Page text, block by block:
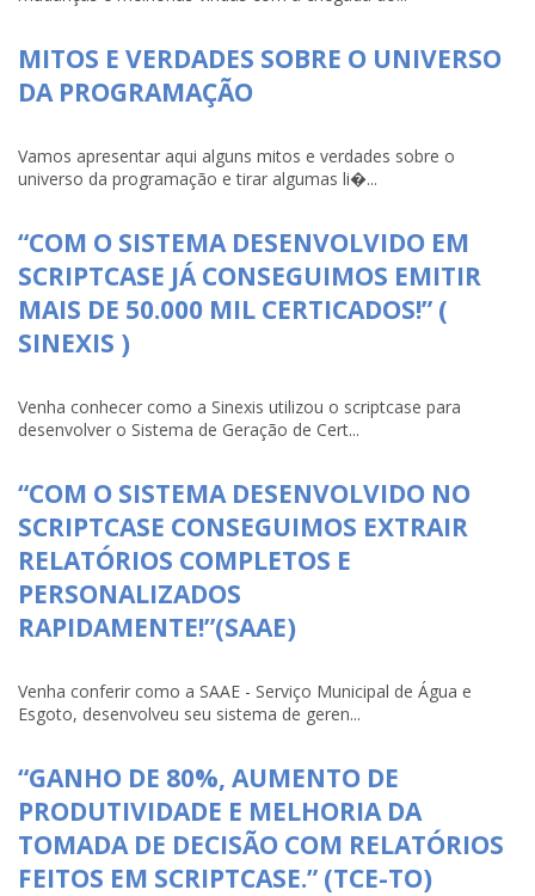
MITOS E VERDADES SOBRE O UNIVERSO
DA PROGRAMAÇÃO
Vamos apresentar aqui alguns mitos e verdades sobre o
universo da programação e tirar algumas li�...
“COM O SISTEMA DESENVOLVIDO EM
SCRIPTCASE JÁ CONSEGUIMOS EMITIR
MAIS DE 50.000 MIL CERTICADOS!” (
SINEXIS )
Venha conhecer como a Sinexis utilizou o scriptcase para
desenvolver o Sistema de Geração de Cert...
“COM O SISTEMA DESENVOLVIDO NO
SCRIPTCASE CONSEGUIMOS EXTRAIR
RELATÓRIOS COMPLETOS E
PERSONALIZADOS
RAPIDAMENTE!”(SAAE)
Venha conferir como a SAAE - Serviço Municipal de Água e
Esgoto, desenvolveu seu sistema de geren...
“GANHO DE 80%, AUMENTO DE
PRODUTIVIDADE E MELHORIA DA
TOMADA DE DECISÃO COM RELATÓRIOS
FEITOS EM SCRIPTCASE.” (TCE-TO)